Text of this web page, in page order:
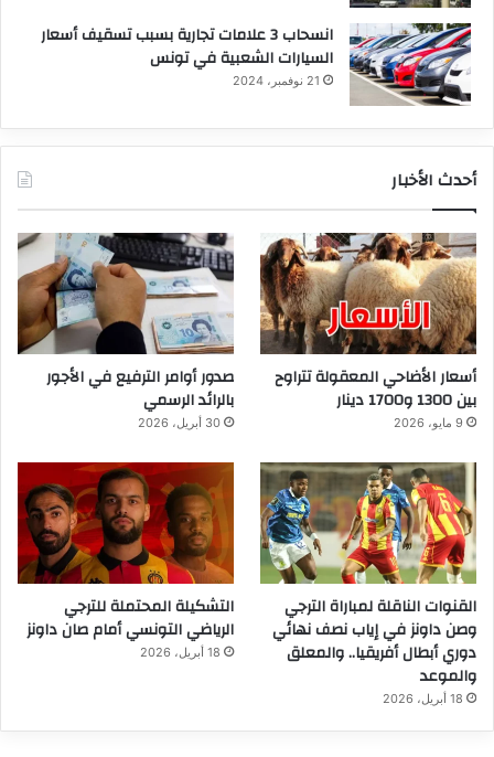
انسحاب 3 علامات تجارية بسبب تسقيف أسعار
السيارات الشعبية في تونس
21 نوفمبر، 2024
أحدث الأخبار
أسعار الأضاحي المعقولة تتراوح
بين 1300 و1700 دينار
9 مايو، 2026
صدور أوامر الترفيع في الأجور
بالرائد الرسمي
30 أبريل، 2026
القنوات الناقلة لمباراة الترجي
وصن داونز في إياب نصف نهائي
دوري أبطال أفريقيا.. والمعلق
والموعد
18 أبريل، 2026
التشكيلة المحتملة للترجي
الرياضي التونسي أمام صان داونز
18 أبريل، 2026